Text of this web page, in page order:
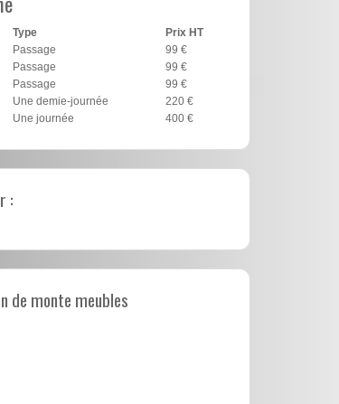
Type
Prix HT
Passage
99 €
Passage
99 €
Passage
99 €
Une demie-journée
220 €
Une journée 400 €
:
de monte meubles